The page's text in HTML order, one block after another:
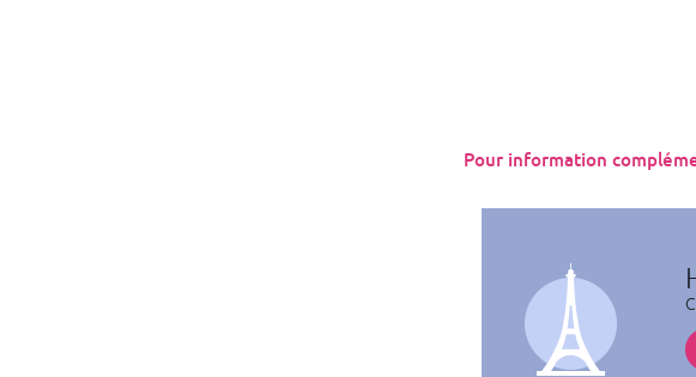
Pour information